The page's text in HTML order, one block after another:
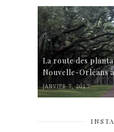
La route des
Nouvelle-Orléans
JANVIER 7, 2017